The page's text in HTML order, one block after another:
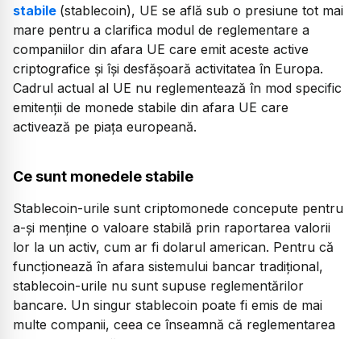
stabile (stablecoin), UE se află sub o presiune tot mai
mare pentru a clarifica modul de reglementare a
companiilor din afara UE care emit aceste active
criptografice și își desfășoară activitatea în Europa.
Cadrul actual al UE nu reglementează în mod specific
emitenții de monede stabile din afara UE care
activează pe piața europeană.
Ce sunt monedele stabile
Stablecoin-urile sunt criptomonede concepute pentru
a-și menține o valoare stabilă prin raportarea valorii
lor la un activ, cum ar fi dolarul american. Pentru că
funcționează în afara sistemului bancar tradițional,
stablecoin-urile nu sunt supuse reglementărilor
bancare. Un singur stablecoin poate fi emis de mai
multe companii, ceea ce înseamnă că reglementarea